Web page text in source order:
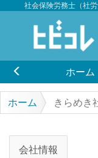
社会保険労務士（社
ホーム
ホーム きらめき
会社情報